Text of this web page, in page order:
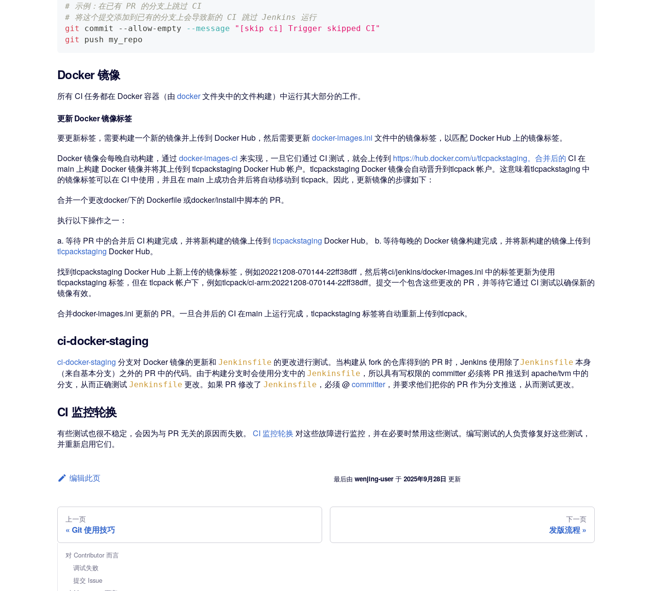
# 示例：在已有 PR 的分支上跳过 CI
# 将这个提交添加到已有的分支上会导致新的 CI 跳过 Jenkins 运行
git
commit --allow-empty --message
"[skip ci] Trigger skipped CI"
git
push my_repo
Docker 镜像
所有 CI 任务都在 Docker 容器（由 docker文件夹中的文件构建）中运行其大部分的工作。
更新 Docker 镜像标签
要更新标签，需要构建一个新的镜像并上传到 Docker Hub，然后需要更新docker-images.ini 文件中的镜像标签，以匹配 Docker Hub 上的镜像标签。
Docker 镜像会每晚自动构建，通过 docker-images-ci 来实现，一旦它们通过 CI 测试，就会上传到 https://hub.docker.com/u/tlcpackstaging。合并后的 CI 在
main 上构建 Docker 镜像并将其上传到 tlcpackstaging Docker Hub 帐户。tlcpackstaging Docker 镜像会自动晋升到tlcpack 帐户。这意味着tlcpackstaging 中
的镜像标签可以在 CI 中使用，并且在 main 上成功合并后将自动移动到 tlcpack。因此，更新镜像的步骤如下：
合并一个更改docker/下的 Dockerfile 或docker/install中脚本的 PR。
执行以下操作之一：
a. 等待 PR 中的合并后 CI 构建完成，并将新构建的镜像上传到 tlcpackstaging Docker Hub。 b. 等待每晚的 Docker 镜像构建完成，并将新构建的镜像上传到
tlcpackstaging Docker Hub。
找到tlcpackstaging Docker Hub 上新上传的镜像标签，例如20221208-070144-22ff38dff，然后将ci/jenkins/docker-images.ini 中的标签更新为使用
tlcpackstaging 标签，但在 tlcpack 帐户下，例如tlcpack/ci-arm:20221208-070144-22ff38dff。提交一个包含这些更改的 PR，并等待它通过 CI 测试以确保新的
镜像有效。
合并docker-images.ini 更新的 PR。一旦合并后的 CI 在main 上运行完成，tlcpackstaging 标签将自动重新上传到tlcpack。
ci-docker-staging
ci-docker-staging 分支对 Docker 镜像的更新和 Jenkinsfile 的更改进行测试。当构建从 fork 的仓库得到的 PR 时，Jenkins 使用除了Jenkinsfile 本身
（来自基本分支）之外的 PR 中的代码。由于构建分支时会使用分支中的 Jenkinsfile ，所以具有写权限的 committer 必须将 PR 推送到 apache/tvm 中的
分支，从而正确测试 Jenkinsfile 更改。如果 PR 修改了 Jenkinsfile ，必须 @committer，并要求他们把你的 PR 作为分支推送，从而测试更改。
CI 监控轮换
有些测试也很不稳定，会因为与 PR 无关的原因而失败。 CI 监控轮换 对这些故障进行监控，并在必要时禁用这些测试。编写测试的人负责修复好这些测试，
并重新启用它们。
编辑此页 最后由 wenjing-user 于 2025年9月28日 更新
上一页
Git 使用技巧
下一页
发版流程
对 Contributor 而言
调试失败
提交 Issue